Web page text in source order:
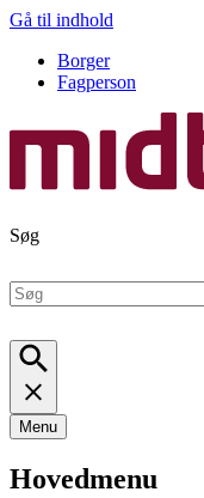
Gå til indhold
Borger
Fagperson
Søg
Menu
Hovedmenu